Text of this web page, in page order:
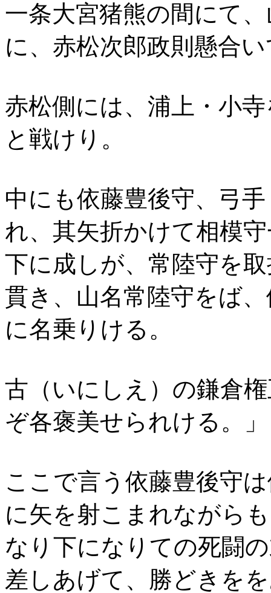
一条大宮猪熊の間にて
に、赤松次郎政則懸合
赤松側には、浦上・小
と戦けり。
中にも依藤豊後守、弓
れ、其矢折かけて相模
下に成しが、常陸守を
貫き、山名常陸守をば
に名乗りける。
古（いにしえ）の鎌倉
ぞ各褒美せられける。
ここで言う依藤豊後守
に矢を射こまれながら
なり下になりての死闘
差しあげて、勝どきを